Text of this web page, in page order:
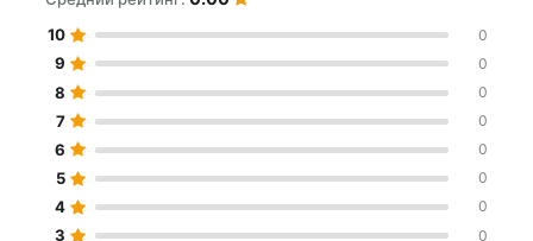
10 0
9 0
8 0
7 0
6 0
5 0
4 0
3 0